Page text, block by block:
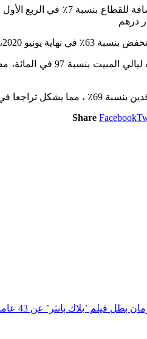
السكنية المصنفة بنسبة 59٪.
ولفتت إلى أنه في
50٪ من الوظائف في القطاع.
Share Facebook
فيلم ’بلاك بانثر’ عن 43 عاما